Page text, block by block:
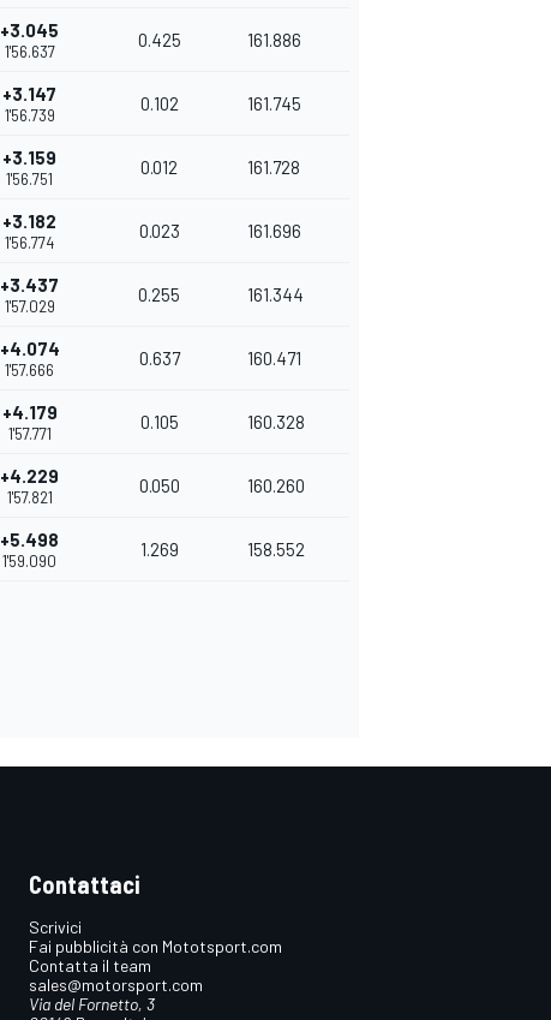
+3.045
1'56.637
0.425 161.886
+3.147
1'56.739
0.102 161.745
+3.159
1'56.751
0.012 161.728
+3.182
1'56.774
0.023 161.696
+3.437
1'57.029
0.255 161.344
+4.074
1'57.666
0.637 160.471
+4.179
1'57.771
0.105 160.328
+4.229
1'57.821
0.050 160.260
+5.498
1'59.090
1.269 158.552
Contattaci
Scrivici
Fai pubblicità con Mototsport.com
Contatta il team
sales@motorsport.com
Via del Fornetto, 3